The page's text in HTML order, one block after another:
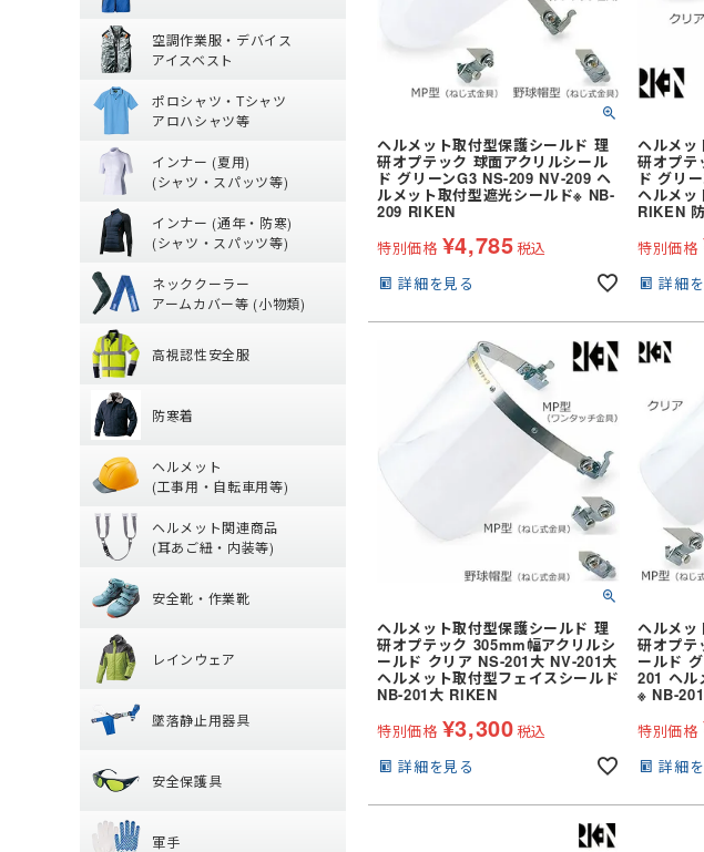
ヘルメット取付型保護シールド 理
研オプテック 球面アクリルシール
ド グリーンG3 NS-209 NV-209 ヘ
ルメット取付型遮光シールド※ NB-
209 RIKEN
特別価格 ¥4,785税込
詳細を見る
ヘルメッ
研オプテ
ド グリ
ヘルメッ
RIKEN
特別価格
詳細
ヘルメット取付型保護シールド 理
研オプテック 305mm幅アクリルシ
ールド クリア NS-201大 NV-201大
ヘルメット取付型フェイスシールド
NB-201大 RIKEN
特別価格 ¥3,300税込
詳細を見る
ヘルメッ
研オプテ
ールド
201 ヘル
※ NB-
特別価格
詳細
(秋冬・通年)
電熱ウェア
トレーナー
(春夏) ジャケ
(春夏) パンツ・スラックス
(春夏) デニム作業着
(春夏) つな
ジャージ
レディース
空調作業服・デバイス
アイスベスト
空調作業服服 (ファン・バッテリー)・アイス
空調ブルゾン
つなぎ・サロペット
フルハーネ
ファンバッテリーセット
ファン
バッテリー
メンテナン
ペルチェベスト・冷却作業着
ポロシャツ・Tシャツ
アロハシャツ等
ポロシャツ・Tシャツ・アロハシャツ等
ポロシャツ (半袖)
ポロシャツ (
Tシャツ (半袖)
Tシャツ (長
アロハシャツ
ジップアッ
ジップアップシャツ (長袖)
(春夏) ワー
インナー (夏用)
(シャツ・スパッツ等)
夏用インナー
【特集】夏用インナー
(夏用) 半袖
(夏用) 長袖シャツ
(夏用) タイ
ト)
(夏用) タイツ・スパッツ (七分
(夏用) タイ
インナー (通年・防寒)
(シャツ・スパッツ等)
通年・防寒インナー
(通年) 長袖シャツ
(通年) タイ
(通年) タイツ・スパッツ (ロン
(通年) ソック
(冬用) 防寒
ネッククーラー
アームカバー等 (小物類)
ネッククーラー・アームカバー等 (小物類)
【特集】熱中症対策グッズ
ネッククー
レッグカバー
防寒ウォーマ
高視認性安全服
高視認性安全服
【特集】高視認性安全服
ブルゾン
スラックス
腿ポケット有ズボン
防寒着
防寒コート
防寒ベスト
防寒パンツ
防寒スーツ
防寒シャツ
防寒サロペッ
ヘルメット
(工事用・自転車用等)
ヘルメット (工事用・乗車用等)
クリアバイザータイプ
シールドヘル
前方つば付き
全周つば付き
MPタイプ (つばなし)
野球帽タイプ
折りたたみタイプ
熱中症対策
レディース
学童・幼児用
ヘルメット関連商品
(耳あご紐・内装等)
ヘルメット関連商品
ライナー (ス
帽章
ステッカー
防災面(フェイスシールド)
保護メガネ
保護面・ゴ
熱中症対策グッズ
安全靴・作業靴
ハイカットタイプ
スニーカー
ローカット・短靴タイプ
地下足袋
ブーツ・半長靴・ロング
長靴・ゴム
サンダル
紐なし (ス
レインウェア
レインウェア
つなぎ
オーバーオ
パンツ・ズボン
ポンチョ
墜落静止用器具
墜落静止用器具
器具 (新規格対応)
ハーネス型 (1丁掛け 第2種)
ハーネス型
安全保護具
軍手
軍手